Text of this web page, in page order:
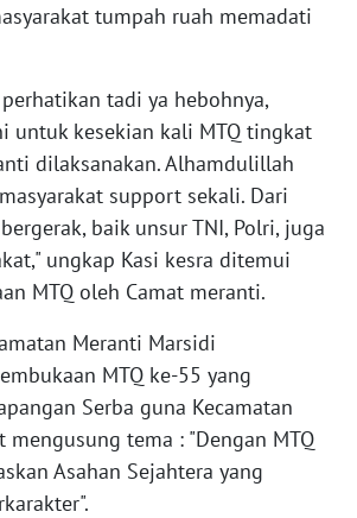
tumpah ruah memadati
tadi ya hebohnya,
untuk kesekian kali MTQ tingkat
dilaksanakan. Alhamdulillah
support sekali. Dari
baik unsur TNI, Polri, juga
ungkap Kasi kesra ditemui
MTQ oleh Camat meranti.
Meranti Marsidi
MTQ ke-55 yang
Serba guna Kecamatan
mengusung tema : "Dengan MTQ
Asahan Sejahtera yang